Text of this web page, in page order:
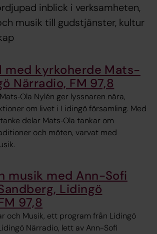
inblick i verksamheten,
musik till gudstjänster, kultur
med kyrkoherde Mats-
Närradio, FM 97,8
Nylén ger lyssnaren nära,
om livet i Lidingö församling. Med
delar Mats‑Ola tankar om
och möten, varvat med
musik med Ann-Sofi
Lidingö
97,8
och Musik, ett program från Lidingö
Närradio, lett av Ann-Sofi